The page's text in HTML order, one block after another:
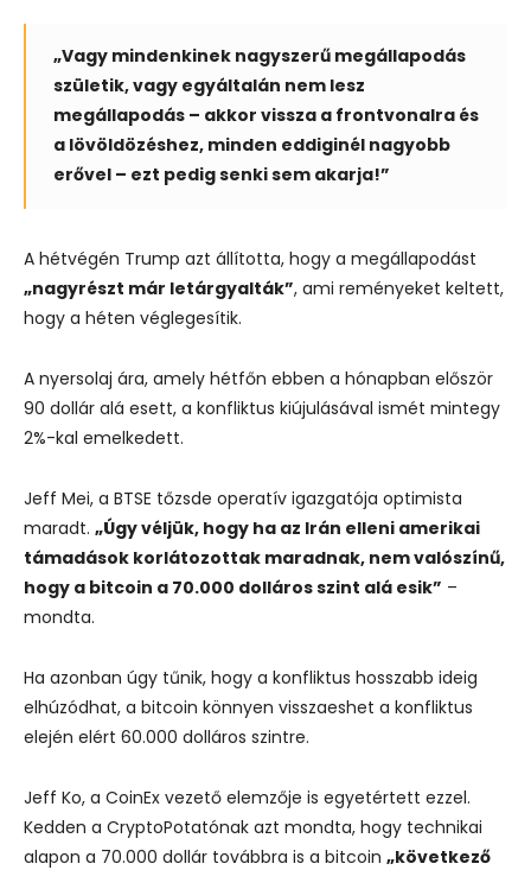
„Vagy mindenkinek nagyszerű megállapodás
születik, vagy egyáltalán nem lesz
megállapodás – akkor vissza a frontvonalra és
a lövöldözéshez, minden eddiginél nagyobb
erővel – ezt pedig senki sem akarja!”
A hétvégén Trump azt állította, hogy a megállapodást
„nagyrészt már letárgyalták”, ami reményeket keltett,
hogy a héten véglegesítik.
A nyersolaj ára, amely hétfőn ebben a hónapban először
90 dollár alá esett, a konfliktus kiújulásával ismét mintegy
2%-kal emelkedett.
Jeff Mei, a BTSE tőzsde operatív igazgatója optimista
maradt. „Úgy véljük, hogy ha az Irán elleni amerikai
támadások korlátozottak maradnak, nem valószínű,
hogy a bitcoin a 70.000 dolláros szint alá esik” –
mondta.
Ha azonban úgy tűnik, hogy a konfliktus hosszabb ideig
elhúzódhat, a bitcoin könnyen visszaeshet a konfliktus
elején elért 60.000 dolláros szintre.
Jeff Ko, a CoinEx vezető elemzője is egyetértett ezzel.
Kedden a CryptoPotatónak azt mondta, hogy technikai
alapon a 70.000 dollár továbbra is a bitcoin „következő